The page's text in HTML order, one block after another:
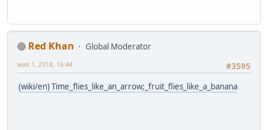
Red Khan
Global Moderator
#3595
мая 1, 2018, 16:44
(wiki/en) Time_flies_like_an_arrow;_fruit_flies_like_a_banana